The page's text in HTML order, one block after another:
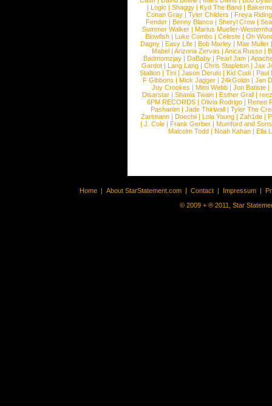
|Logic |Shaggy |Kyd The Band |
Conan Gray |Tyler Childers |Freya
Fender |Benny Blanco |Sheryl Crow |
Summer Walker |Marius Mueller-
Blowfish | Luke Combs | Celeste | Oh
Dagny |Easy Life |Bob Marley |Mae Muller
Mabel |Arizona Zervas |Anica Russo |
Badmomzjay |DaBaby |Pearl Jam |
Gardot | Lang Lang | Chris Stapleton | Jax
Stallion |Tini |Jason Derulo |Kid Cudi |Paul
F Gibbons | Mick Jagger | 24kGoldn | Jan
Joy Crookes | Mimi Webb | Jon Batiste |
Disarstar | Shania Twain | Esther Graf |
6PM RECORDS | Olivia Rodrigo | Renee
Pashanim |Jade Thirlwall |Tyler The
Zartmann | Doechii | Lola Young | Zah1de |
| J. Cole | Frank Gerber | Mumford and Sons
Malcolm Todd | Noah Kahan | Ella
Home | About StarStatement.com | Contact | Impressum |
© 2009 + ® 2011, Star